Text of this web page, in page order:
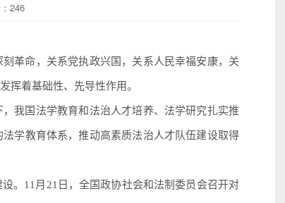
246
革命，关系党执政兴国，关系人民幸福安康，关
挥着基础性、先导性作用。
我国法学教育和法治人才培养、法学研究扎实推
学教育体系，推动高素质法治人才队伍建设取得
。11月21日，全国政协社会和法制委员会召开对